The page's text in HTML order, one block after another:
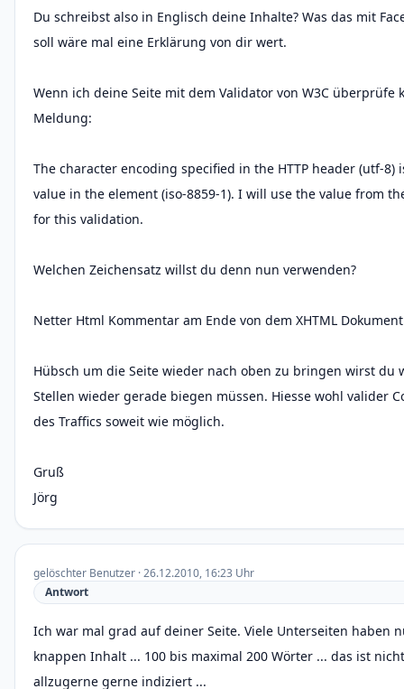
Du schreibst also in Englisch deine Inhalte? Was das mit
soll wäre mal eine Erklärung von dir wert.
Wenn ich deine Seite mit dem Validator von W3C überprüfe
Meldung:
The character encoding specified in the HTTP header (utf-
value in the element (iso-8859-1). I will use the value from
for this validation.
Welchen Zeichensatz willst du denn nun verwenden?
Netter Html Kommentar am Ende von dem XHTML Dokument
Hübsch um die Seite wieder nach oben zu bringen wirst du
Stellen wieder gerade biegen müssen. Hiesse wohl valider
des Traffics soweit wie möglich.
Gruß
Jörg
gelöschter Benutzer · 26.12.2010, 16:23 Uhr
Antwort
Ich war mal grad auf deiner Seite. Viele Unterseiten haben
knappen Inhalt ... 100 bis maximal 200 Wörter ... das ist
allzugerne gerne indiziert ...